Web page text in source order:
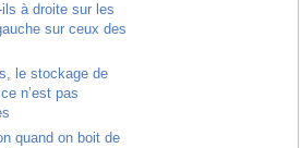
à droite sur les
sur ceux des
le stockage de
n’est pas
quand on boit de